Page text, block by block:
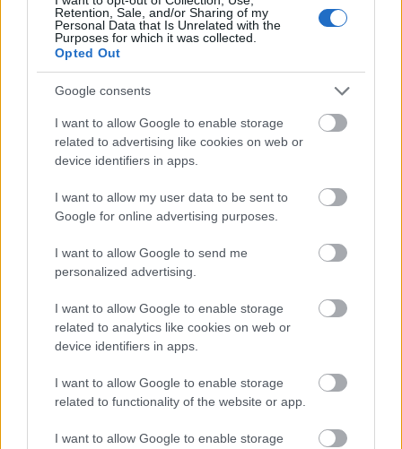
Retention, Sale, and/or Sharing of my
Personal Data that Is Unrelated with the
Purposes for which it was collected.
Opted Out
Google consents
I want to allow Google to enable storage
related to advertising like cookies on web or
device identifiers in apps.
I want to allow my user data to be sent to
Google for online advertising purposes.
I want to allow Google to send me
personalized advertising.
I want to allow Google to enable storage
related to analytics like cookies on web or
device identifiers in apps.
I want to allow Google to enable storage
related to functionality of the website or app.
I want to allow Google to enable storage
paksi atomerőmű Paks II Paks II. Atomerőmű Zrt.
Paks II.: Mit jelent az 5. blokk új mérföldköve a
felülvizsgálat árnyékában?
kivitelezése, miközben a felülvizsgálat arra keresi a választ,
hogy a megváltozott gazdasági és geopolitikai környezetben
milyen feltételek mellett érdemes továbbvinni Magyarország
Elkészült a Liszt Ferenc repülőtér
közelében lévő logisztikai bázis út- és
közműhálózatának fejlesztése